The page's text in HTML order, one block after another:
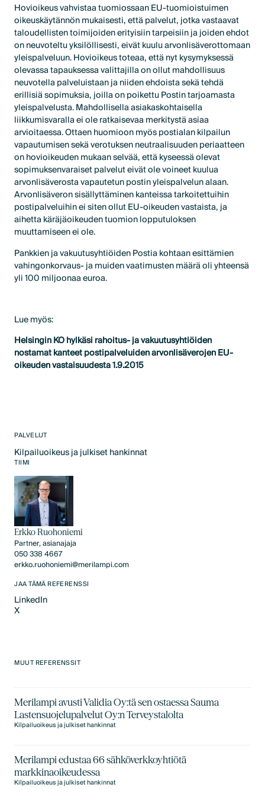
PALVELUT
Kilpailuoikeus ja julkiset hankinnat
Text Link
TIIMI
Erkko Ruohoniemi
Partner, asianajaja
050 338 4667
erkko.ruohoniemi@merilampi.com
JAA TÄMÄ REFERENSSI
LinkedIn
LinkedIn
X
Hovioikeus vahvistaa tuomiossaan EU-tuomioistuimen
oikeuskäytännön mukaisesti, että palvelut, jotka vastaavat
taloudellisten toimijoiden erityisiin tarpeisiin ja joiden ehdot
on neuvoteltu yksilöllisesti, eivät kuulu arvonlisäverottomaan
yleispalveluun. Hovioikeus toteaa, että nyt kysymyksessä
olevassa tapauksessa valittajilla on ollut mahdollisuus
neuvotella palveluistaan ja niiden ehdoista sekä tehdä
erillisiä sopimuksia, joilla on poikettu Postin tarjoamasta
yleispalvelusta. Mahdollisella asiakaskohtaisella
liikkumisvaralla ei ole ratkaisevaa merkitystä asiaa
arvioitaessa. Ottaen huomioon myös postialan kilpailun
vapautumisen sekä verotuksen neutraalisuuden periaatteen
on hovioikeuden mukaan selvää, että kyseessä olevat
sopimuksenvaraiset palvelut eivät ole voineet kuulua
arvonlisäverosta vapautetun postin yleispalvelun alaan.
Arvonlisäveron sisällyttäminen kanteissa tarkoitettuihin
postipalveluihin ei siten ollut EU-oikeuden vastaista, ja
aihetta käräjäoikeuden tuomion lopputuloksen
muuttamiseen ei ole.
Pankkien ja vakuutusyhtiöiden Postia kohtaan esittämien
vahingonkorvaus- ja muiden vaatimusten määrä oli yhteensä
yli 100 miljoonaa euroa.
Lue myös:
Helsingin KO hylkäsi rahoitus- ja vakuutusyhtiöiden
nostamat kanteet postipalveluiden arvonlisäverojen EU-
oikeuden vastaisuudesta 1.9.2015
MUUT REFERENSSIT
Merilampi avusti Validia Oy:tä sen ostaessa Sauma
Lastensuojelupalvelut Oy:n Terveystalolta
Kilpailuoikeus ja julkiset hankinnat
Merilampi edustaa 66 sähköverkkoyhtiötä
markkinaoikeudessa
Kilpailuoikeus ja julkiset hankinnat